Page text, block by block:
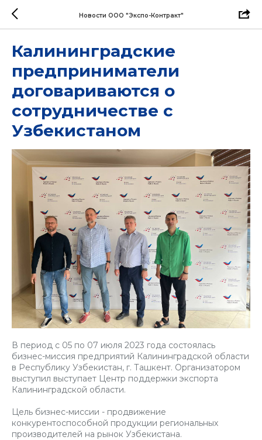
Новости ООО "Экспо-Контракт"
Калининградские
предприниматели
договариваются о
сотрудничестве с
Узбекистаном
В период с 05 по 07 июля 2023 года состоялась
бизнес-миссия предприятий Калининградской области
в Республику Узбекистан, г. Ташкент. Организатором
выступил выступает Центр поддержки экспорта
Калининградской области.
Цель бизнес-миссии - продвижение
конкурентоспособной продукции региональных
производителей на рынок Узбекистана.